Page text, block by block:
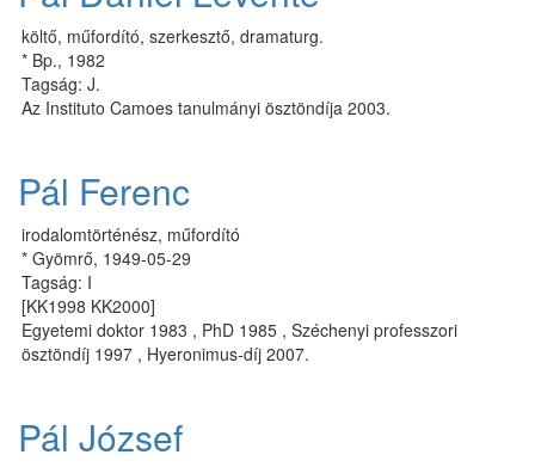
költő, műfordító, szerkesztő, dramaturg.
* Bp., 1982
Tagság: J.
Az Instituto Camoes tanulmányi ösztöndíja 2003.
Pál Ferenc
irodalomtörténész, műfordító
* Gyömrő, 1949-05-29
Tagság: I
[KK1998 KK2000]
Egyetemi doktor 1983 , PhD 1985 , Széchenyi professzori
ösztöndíj 1997 , Hyeronimus-díj 2007.
Pál József